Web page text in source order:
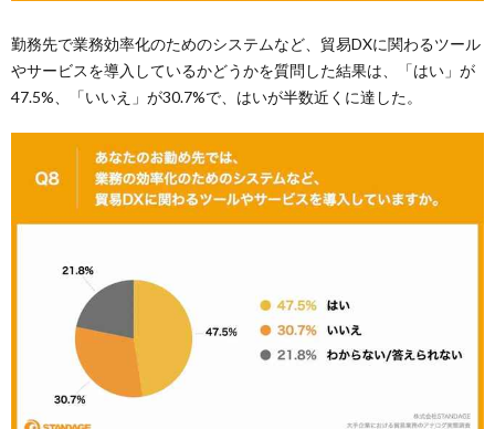
勤務先で業務効率化のためのシステムなど、貿易DXに関わるツール
やサービスを導入しているかどうかを質問した結果は、「はい」が
47.5%、「いいえ」が30.7%で、はいが半数近くに達した。